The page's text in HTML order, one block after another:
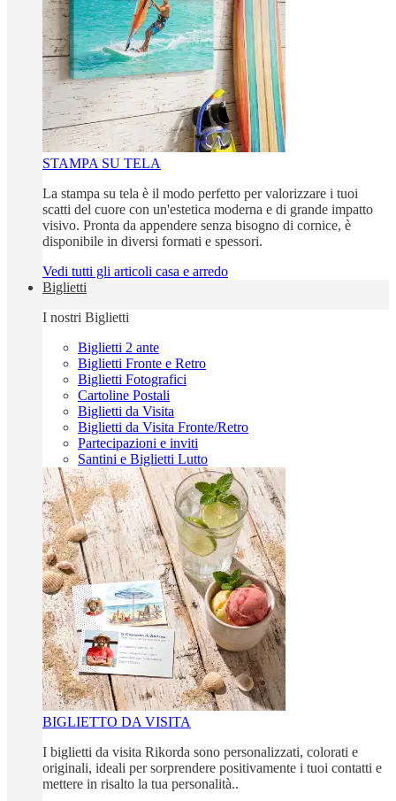
STAMPA SU TELA
La stampa su tela è il modo perfetto per valorizzare i tuoi
scatti del cuore con un'estetica moderna e di grande impatto
visivo. Pronta da appendere senza bisogno di cornice, è
disponibile in diversi formati e spessori.
Vedi tutti gli articoli casa e arredo
Biglietti
I nostri Biglietti
Biglietti 2 ante
Biglietti Fronte e Retro
Biglietti Fotografici
Cartoline Postali
Biglietti da Visita
Biglietti da Visita Fronte/Retro
Partecipazioni e inviti
Santini e Biglietti Lutto
BIGLIETTO DA VISITA
I biglietti da visita Rikorda sono personalizzati, colorati e
originali, ideali per sorprendere positivamente i tuoi contatti e
mettere in risalto la tua personalità..